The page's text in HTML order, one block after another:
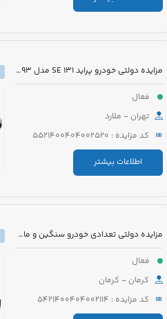
مزایده دولتی خودرو پراید 131 SE مدل 1393 رنگ سفید روغنی
فعال
تهران - ملارد
کد مزایده : 5521400404002520
اطلاعات بیشتر
مزایده دولتی تعدادی خودرو سنگین و ماشین آلات
فعال
کرمان - کرمان
کد مزایده : 5421400404002114